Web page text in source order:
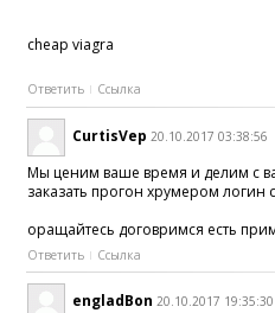
cheap viagra
Ответить Ссылка
CurtisVep 20.10.2017 03:38:56
Мы ценим ваше время и делим с
заказать прогон хрумером логин
оращайтесь договримся есть
Ответить Ссылка
engladBon 20.10.2017 19:35:30